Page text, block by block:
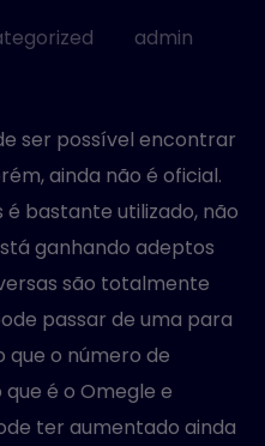
admin
ser possível encontrar
ainda não é oficial.
bastante utilizado, não
ganhando adeptos
são totalmente
passar de uma para
o número de
é o Omegle e
ter aumentado ainda